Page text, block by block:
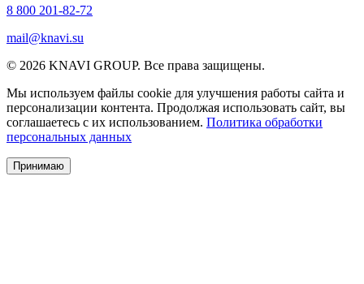
8 800 201-82-72
mail@knavi.su
© 2026 KNAVI GROUP. Все права защищены.
Мы используем файлы cookie для улучшения работы сайта и
персонализации контента. Продолжая использовать сайт, вы
соглашаетесь с их использованием. Политика обработки
персональных данных
Принимаю